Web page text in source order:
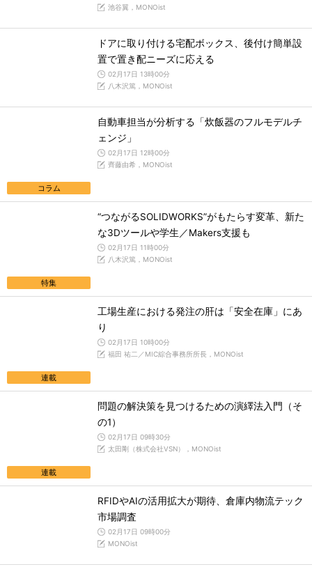
池谷翼，MONOist
ドアに取り付ける宅配ボックス、後付け簡単設
置で置き配ニーズに応える
02月17日 13時00分
八木沢篤，MONOist
コラム
自動車担当が分析する「炊飯器のフルモデルチ
ェンジ」
02月17日 12時00分
齊藤由希，MONOist
特集
“つながるSOLIDWORKS”がもたらす変革、新た
な3Dツールや学生／Makers支援も
02月17日 11時00分
八木沢篤，MONOist
連載
工場生産における発注の肝は「安全在庫」にあ
り
02月17日 10時00分
福田 祐二／MIC綜合事務所所長，MONOist
連載
問題の解決策を見つけるための演繹法入門（そ
の1）
02月17日 09時30分
太田剛（株式会社VSN），MONOist
RFIDやAIの活用拡大が期待、倉庫内物流テック
市場調査
02月17日 09時00分
MONOist